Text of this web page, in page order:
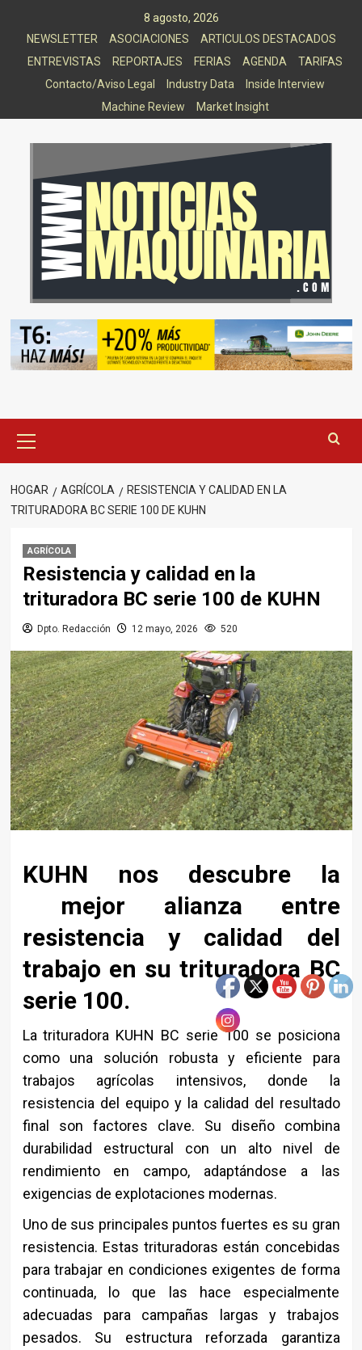
8 agosto, 2026
NEWSLETTER
ASOCIACIONES
ARTICULOS DESTACADOS
ENTREVISTAS
REPORTAJES FERIAS AGENDA
TARIFAS
Contacto/Aviso Legal
Industry Data
Inside Interview
Machine Review
Market Insight
principal
HOGAR AGRÍCOLA
RESISTENCIA Y CALIDAD EN LA
TRITURADORA BC SERIE 100 DE KUHN
AGRÍCOLA
Resistencia y calidad en la
trituradora BC serie 100 de KUHN
Dpto. Redacción 12 mayo, 2026 520
KUHN nos descubre la
mejor alianza entre
resistencia y calidad del
trabajo en su trituradora BC
serie 100.
La trituradora KUHN BC serie 100 se posiciona
como una solución robusta y eficiente para
trabajos agrícolas intensivos, donde la
resistencia del equipo y la calidad del resultado
final son factores clave. Su diseño combina
durabilidad estructural con un alto nivel de
rendimiento en campo, adaptándose a las
exigencias de explotaciones modernas.
Uno de sus principales puntos fuertes es su gran
resistencia. Estas trituradoras están concebidas
para trabajar en condiciones exigentes de forma
continuada, lo que las hace especialmente
adecuadas para campañas largas y trabajos
pesados. Su estructura reforzada garantiza